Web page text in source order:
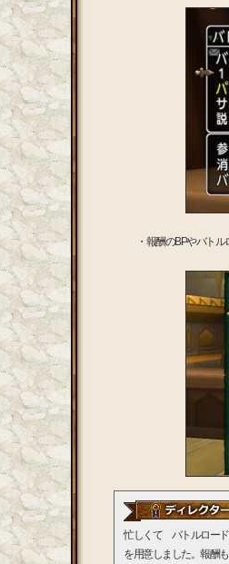
・報酬のBPやバト
忙しくて バトルロー
を用意しました。報酬